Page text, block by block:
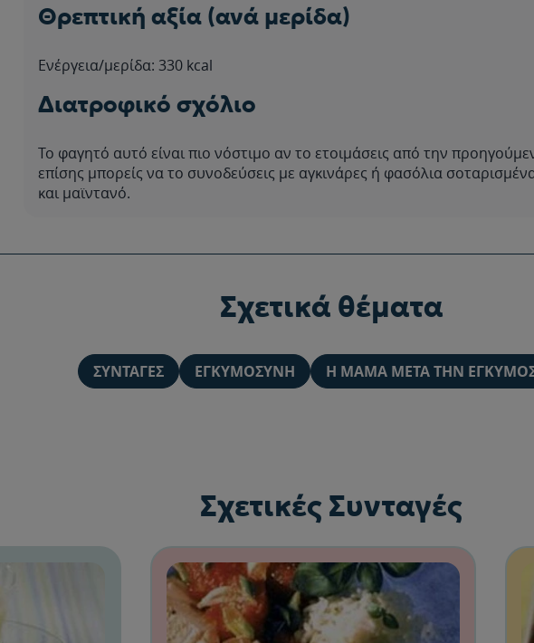
Θρεπτική αξία (ανά μερίδα)
Ενέργεια/μερίδα: 330 kcal
Διατροφικό σχόλιο
Το φαγητό αυτό είναι πιο νόστιμο αν το ετοιμάσεις από την
επίσης μπορείς να το συνοδεύσεις με αγκινάρες ή φασόλια
και μαϊντανό.
Σχετικά θέματα
ΣΥΝΤΑΓΈΣ ΕΓΚΥΜΟΣΎΝΗ Η ΜΑΜΆ ΜΕΤΆ ΤΗΝ
Σχετικές Συνταγές